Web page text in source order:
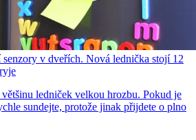
v dveřích. Nová lednička stojí 12
ledniček velkou hrozbu. Pokud je
sundejte, protože jinak přijdete o plno